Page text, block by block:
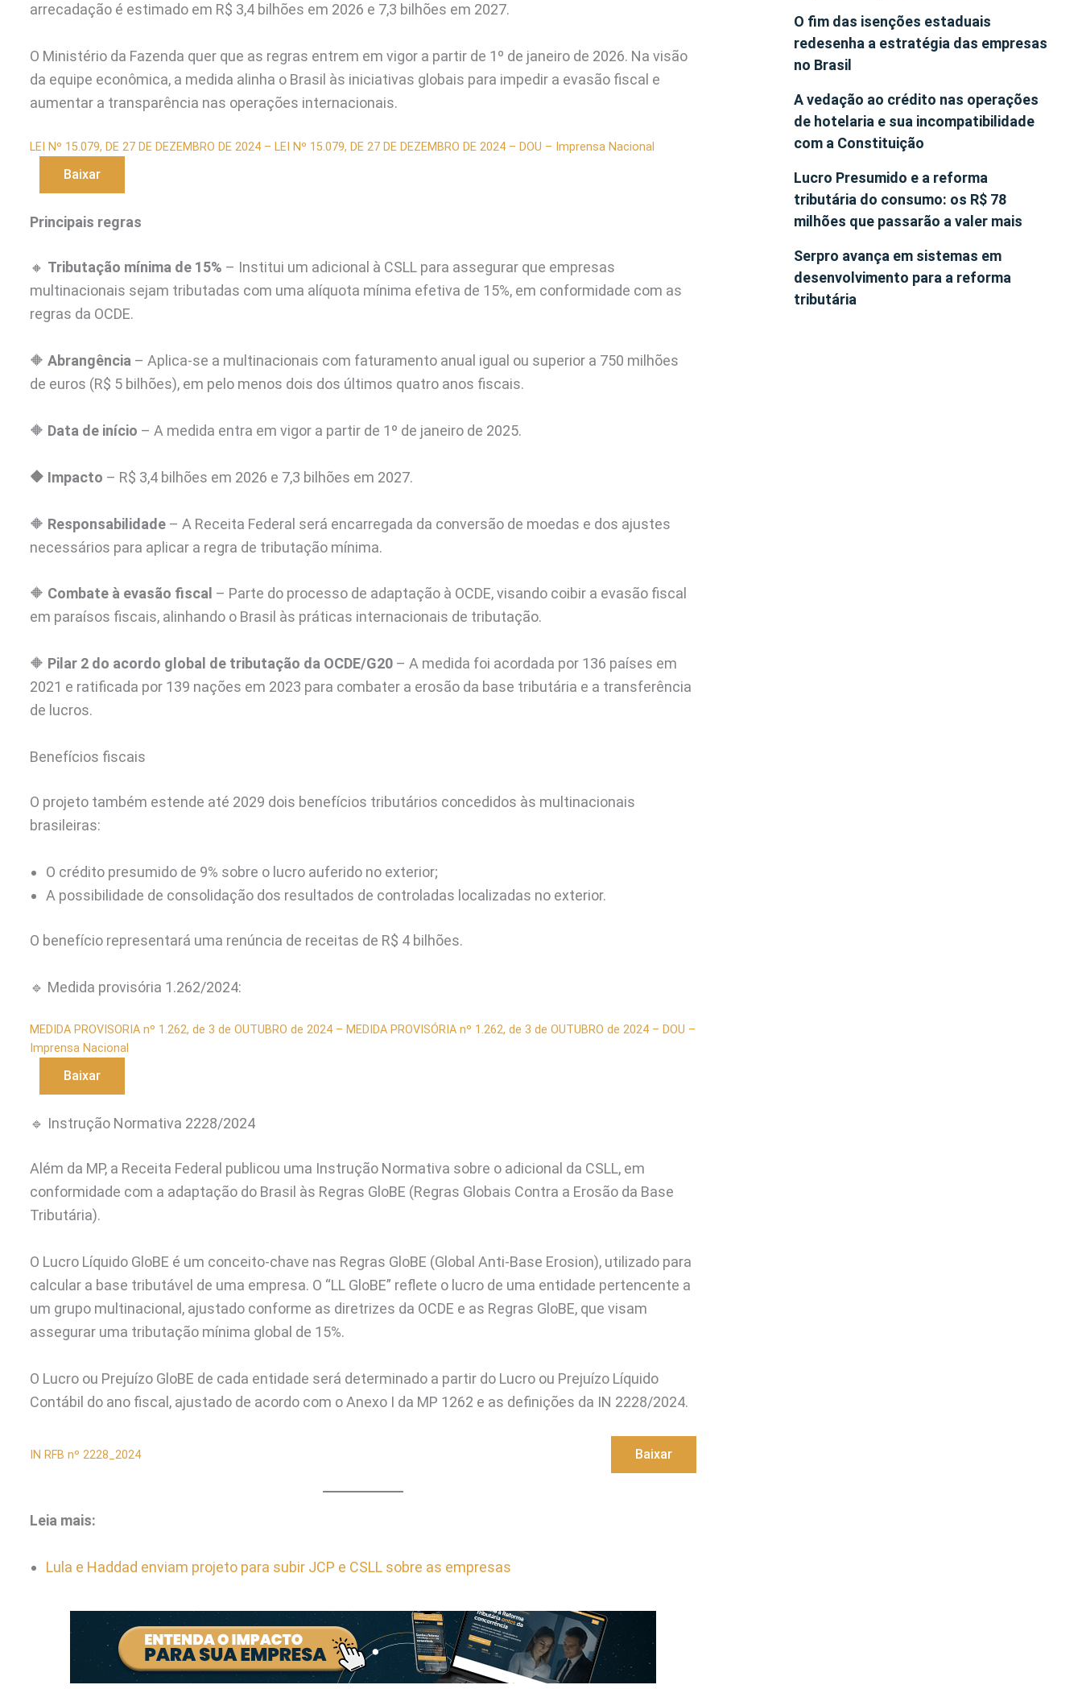
arrecadação é estimado em R$ 3,4 bilhões em 2026 e 7,3 bilhões em 2027.
O Ministério da Fazenda quer que as regras entrem em vigor a partir de 1º de janeiro de 2026. Na visão
da equipe econômica, a medida alinha o Brasil às iniciativas globais para impedir a evasão fiscal e
aumentar a transparência nas operações internacionais.
LEI Nº 15.079, DE 27 DE DEZEMBRO DE 2024 – LEI Nº 15.079, DE 27 DE DEZEMBRO DE 2024 – DOU – Imprensa Nacional
Baixar
Principais regras
🔸 Tributação mínima de 15% – Institui um adicional à CSLL para assegurar que empresas
multinacionais sejam tributadas com uma alíquota mínima efetiva de 15%, em conformidade com as
regras da OCDE.
🔶 Abrangência – Aplica-se a multinacionais com faturamento anual igual ou superior a 750 milhões
de euros (R$ 5 bilhões), em pelo menos dois dos últimos quatro anos fiscais.
🔶 Data de início – A medida entra em vigor a partir de 1º de janeiro de 2025.
🔶 Impacto – R$ 3,4 bilhões em 2026 e 7,3 bilhões em 2027.
🔶 Responsabilidade – A Receita Federal será encarregada da conversão de moedas e dos ajustes
necessários para aplicar a regra de tributação mínima.
🔶 Combate à evasão fiscal – Parte do processo de adaptação à OCDE, visando coibir a evasão fiscal
em paraísos fiscais, alinhando o Brasil às práticas internacionais de tributação.
🔶 Pilar 2 do acordo global de tributação da OCDE/G20 – A medida foi acordada por 136 países em
2021 e ratificada por 139 nações em 2023 para combater a erosão da base tributária e a transferência
de lucros.
Benefícios fiscais
O projeto também estende até 2029 dois benefícios tributários concedidos às multinacionais
brasileiras:
O crédito presumido de 9% sobre o lucro auferido no exterior;
A possibilidade de consolidação dos resultados de controladas localizadas no exterior.
O benefício representará uma renúncia de receitas de R$ 4 bilhões.
🔹 Medida provisória 1.262/2024:
MEDIDA PROVISORIA nº 1.262, de 3 de OUTUBRO de 2024 – MEDIDA PROVISÓRIA nº 1.262, de 3 de OUTUBRO de 2024 – DOU –
Imprensa Nacional
Baixar
🔹 Instrução Normativa 2228/2024
Além da MP, a Receita Federal publicou uma Instrução Normativa sobre o adicional da CSLL, em
conformidade com a adaptação do Brasil às Regras GloBE (Regras Globais Contra a Erosão da Base
Tributária).
O Lucro Líquido GloBE é um conceito-chave nas Regras GloBE (Global Anti-Base Erosion), utilizado para
calcular a base tributável de uma empresa. O “LL GloBE” reflete o lucro de uma entidade pertencente a
um grupo multinacional, ajustado conforme as diretrizes da OCDE e as Regras GloBE, que visam
assegurar uma tributação mínima global de 15%.
O Lucro ou Prejuízo GloBE de cada entidade será determinado a partir do Lucro ou Prejuízo Líquido
Contábil do ano fiscal, ajustado de acordo com o Anexo I da MP 1262 e as definições da IN 2228/2024.
IN RFB nº 2228_2024 Baixar
Leia mais:
Lula e Haddad enviam projeto para subir JCP e CSLL sobre as empresas
O fim das isenções estaduais
redesenha a estratégia das empresas
no Brasil
A vedação ao crédito nas operações
de hotelaria e sua incompatibilidade
com a Constituição
Lucro Presumido e a reforma
tributária do consumo: os R$ 78
milhões que passarão a valer mais
Serpro avança em sistemas em
desenvolvimento para a reforma
tributária